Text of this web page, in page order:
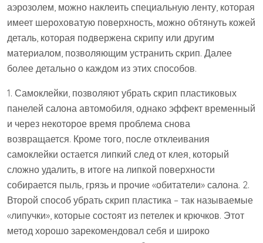
аэрозолем, можно наклеить специальную ленту, которая
имеет шероховатую поверхность, можно обтянуть кожей
деталь, которая подвержена скрипу или другим
материалом, позволяющим устранить скрип. Далее
более детально о каждом из этих способов.
1. Самоклейки, позволяют убрать скрип пластиковых
панелей салона автомобиля, однако эффект временный
и через некоторое время проблема снова
возвращается. Кроме того, после отклеивания
самоклейки остается липкий след от клея, который
сложно удалить, в итоге на липкой поверхности
собирается пыль, грязь и прочие «обитатели» салона. 2.
Второй способ убрать скрип пластика – так называемые
«липучки», которые состоят из петелек и крючков. Этот
метод хорошо зарекомендовал себя и широко